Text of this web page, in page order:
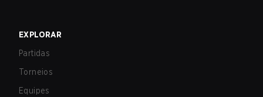
EXPLORAR
Partidas
Torneios
Equipes